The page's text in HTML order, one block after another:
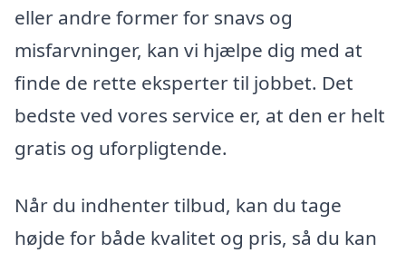
eller andre former for snavs og
misfarvninger, kan vi hjælpe dig med at
finde de rette eksperter til jobbet. Det
bedste ved vores service er, at den er helt
gratis og uforpligtende.
Når du indhenter tilbud, kan du tage
højde for både kvalitet og pris, så du kan